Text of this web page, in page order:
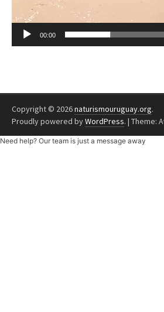
00:00
Copyright © 2026naturismouruguay.org.
Proudly powered byWordPress. | Theme:
Need help? Our team is just a message away